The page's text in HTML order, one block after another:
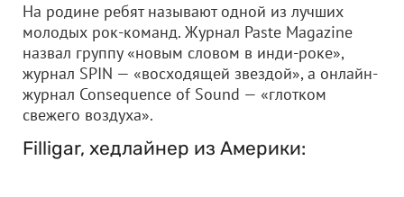
На родине ребят называют одной из лучших
молодых рок-команд. Журнал Paste Magazine
назвал группу «новым словом в инди-роке»,
журнал SPIN — «восходящей звездой», а онлайн-
журнал Consequence of Sound — «глотком
свежего воздуха».
Filligar, хедлайнер из Америки: